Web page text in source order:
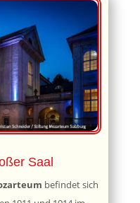
Saal
befindet sich